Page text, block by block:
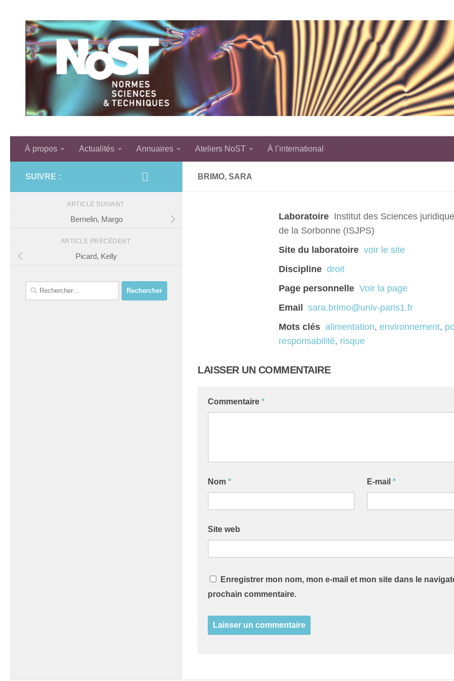
À propos Actualités Annuaires Ateliers NoST À l’international
BRIMO, SARA
Laboratoire Institut des Sciences
de la Sorbonne (ISJPS)
Site du laboratoire voir le site
Discipline droit
Page personnelle Voir la page
Email
sara.brimo@univ-paris1.fr
Mots clés alimentation, environnement,
responsabilité, risque
LAISSER UN COMMENTAIRE
Commentaire *
Nom * E-mail*
Site web
Enregistrer mon nom, mon e-mail et mon site dans le
prochain commentaire.
SUIVRE :
ARTICLE SUIVANT
Bernelin, Margo
ARTICLE PRÉCÉDENT
Picard, Kelly
Rechercher :